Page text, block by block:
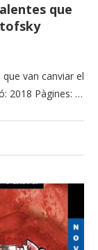
que
van canviar el
2018 Pàgines: …